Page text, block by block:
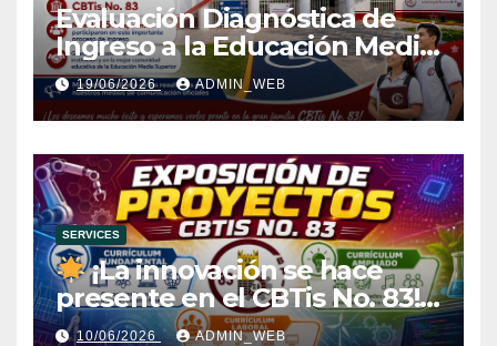
Evaluación Diagnóstica de
Ingreso a la Educación Media
Superior (EDIEMS) CBTis No.
83
19/06/2026 ADMIN_WEB
SERVICES
¡La innovación se hace
presente en el CBTis No. 83!
10/06/2026 ADMIN_WEB